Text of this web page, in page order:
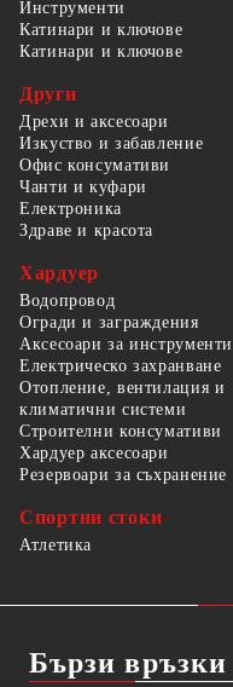
Инструменти
Катинари и ключове
Катинари и ключове
Други
Дрехи и аксесоари
Изкуство и забавление
Офис консумативи
Чанти и куфари
Електроника
Здраве и красота
Хардуер
Водопровод
Огради и заграждения
Аксесоари за инструменти
Електрическо захранване
Отопление, вентилация и
климатични системи
Строителни консумативи
Хардуер аксесоари
Резервоари за съхранение
Спортни стоки
Атлетика
Бързи връзки